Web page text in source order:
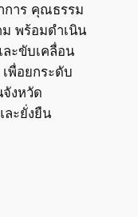
การ คุณธรรม
พร้อมดำเนิน
ะขับเคลื่อน
พื่อยกระดับ
งหวัด
ละยั่งยืน